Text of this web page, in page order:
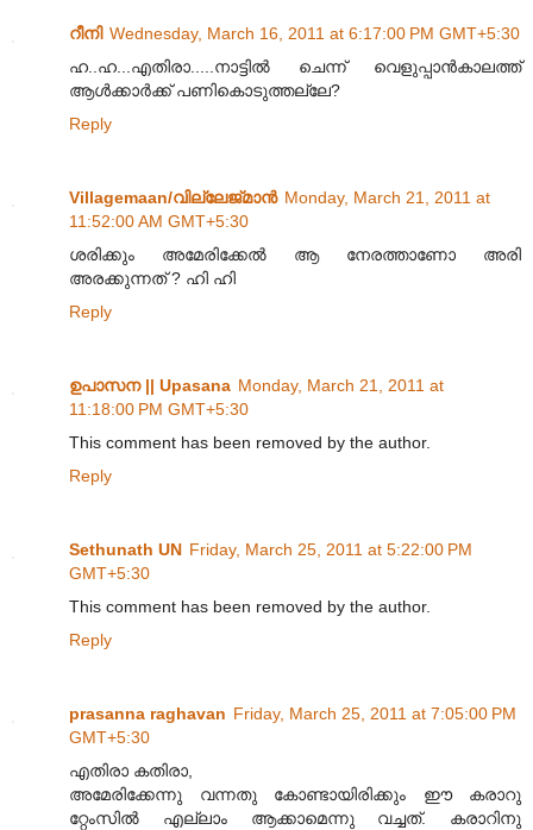
റീനി Wednesday, March 16, 2011 at 6:17:00 PM GMT+5:30
ഹ..ഹ...എതിരാ.....നാട്ടില്‍ ചെന്ന് വെളുപ്പാന്‍കാലത്ത്
ആള്‍ക്കാര്‍ക്ക് പണികൊടുത്തല്ലേ?
Reply
Villagemaan/വില്ലേജ്മാന്‍ Monday, March 21, 2011 at
11:52:00 AM GMT+5:30
ശരിക്കും അമേരിക്കേല്‍ ആ നേരത്താണോ അരി
അരക്കുന്നത് ? ഹി ഹി
Reply
ഉപാസന || Upasana Monday, March 21, 2011 at
11:18:00 PM GMT+5:30
This comment has been removed by the author.
Reply
Sethunath UN Friday, March 25, 2011 at 5:22:00 PM
GMT+5:30
This comment has been removed by the author.
Reply
prasanna raghavan Friday, March 25, 2011 at 7:05:00 PM
GMT+5:30
എതിരാ കതിരാ,
അമേരിക്കേന്നു വന്നതു കോണ്ടായിരിക്കും ഈ കരാറു
റ്റേംസില്‍ എല്ലാം ആക്കാമെന്നു വച്ചത്. കരാറിനു